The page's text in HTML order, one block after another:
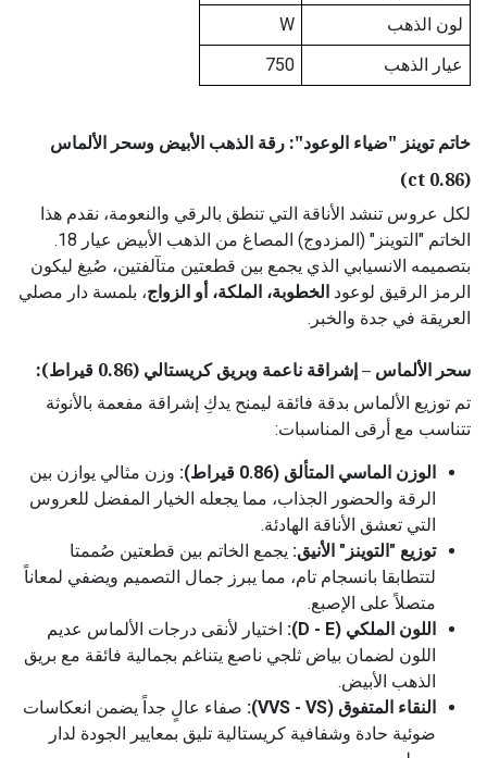
لون الذهب
W
عيار الذهب
750
خاتم توينز "ضياء الوعود": رقة الذهب الأبيض وسحر الألماس
(0.86 ct)
لكل عروس تنشد الأناقة التي تنطق بالرقي والنعومة، نقدم هذا
الخاتم "التوينز" (المزدوج) المصاغ من الذهب الأبيض عيار 18.
بتصميمه الانسيابي الذي يجمع بين قطعتين متآلفتين، صُيغ ليكون
الرمز الرقيق لوعود الخطوبة، الملكة، أو الزواج، بلمسة دار مصلي
العريقة في جدة والخبر.
سحر الألماس – إشراقة ناعمة وبريق كريستالي (0.86 قيراط):
تم توزيع الألماس بدقة فائقة ليمنح يدكِ إشراقة مفعمة بالأنوثة
تتناسب مع أرقى المناسبات:
الوزن الماسي المتألق (0.86 قيراط):
وزن مثالي يوازن بين
الرقة والحضور الجذاب، مما يجعله الخيار المفضل للعروس
التي تعشق الأناقة الهادئة.
توزيع "التوينز" الأنيق: يجمع الخاتم بين قطعتين صُممتا
لتتطابقا بانسجام تام، مما يبرز جمال التصميم ويضفي لمعاناً
متصلاً على الإصبع.
اللون الملكي (D - E):
اختيار لأنقى درجات الألماس عديم
اللون لضمان بياض ثلجي ناصع يتناغم بجمالية فائقة مع بريق
الذهب الأبيض.
النقاء المتفوق (VVS - VS):
صفاء عالٍ جداً يضمن انعكاسات
ضوئية حادة وشفافية كريستالية تليق بمعايير الجودة لدار